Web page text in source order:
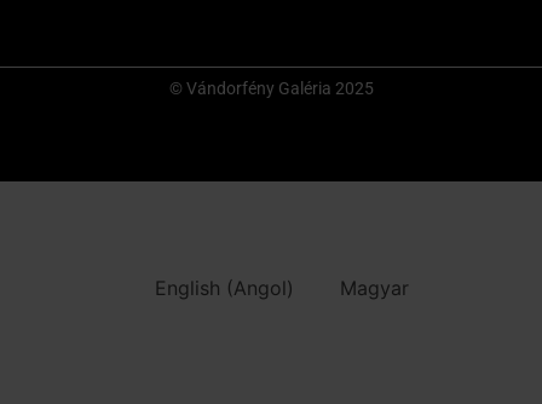
© Vándorfény Galéria 2025
English (Angol) Magyar